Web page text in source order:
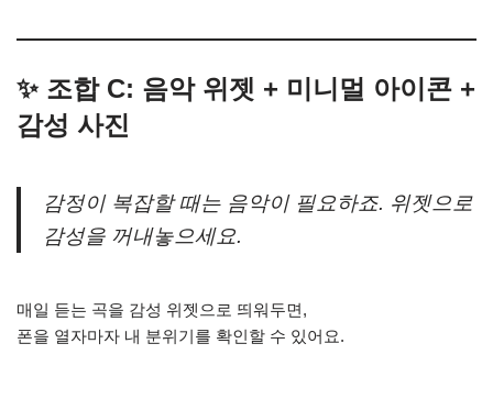
✨ 조합 C: 음악 위젯 + 미니멀 아이콘 +
감성 사진
감정이 복잡할 때는 음악이 필요하죠. 위젯으로
감성을 꺼내놓으세요.
매일 듣는 곡을 감성 위젯으로 띄워두면,
폰을 열자마자 내 분위기를 확인할 수 있어요.